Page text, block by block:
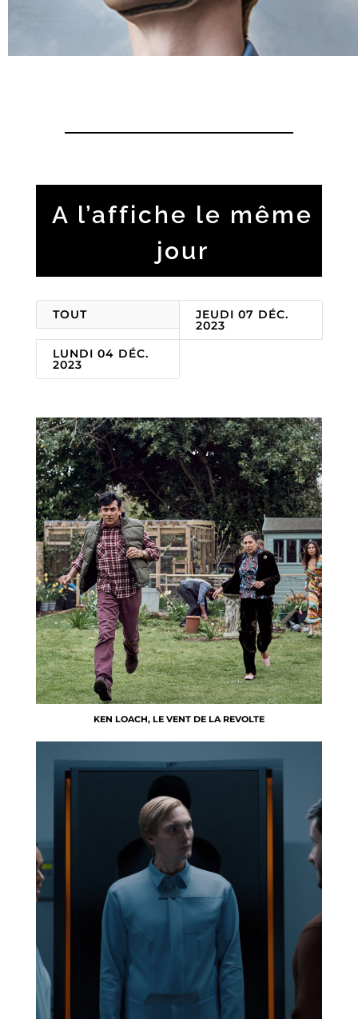
A l’affiche le même
jour
TOUT JEUDI 07 DÉC.
2023
LUNDI 04 DÉC.
2023
KEN LOACH, LE VENT DE LA REVOLTE